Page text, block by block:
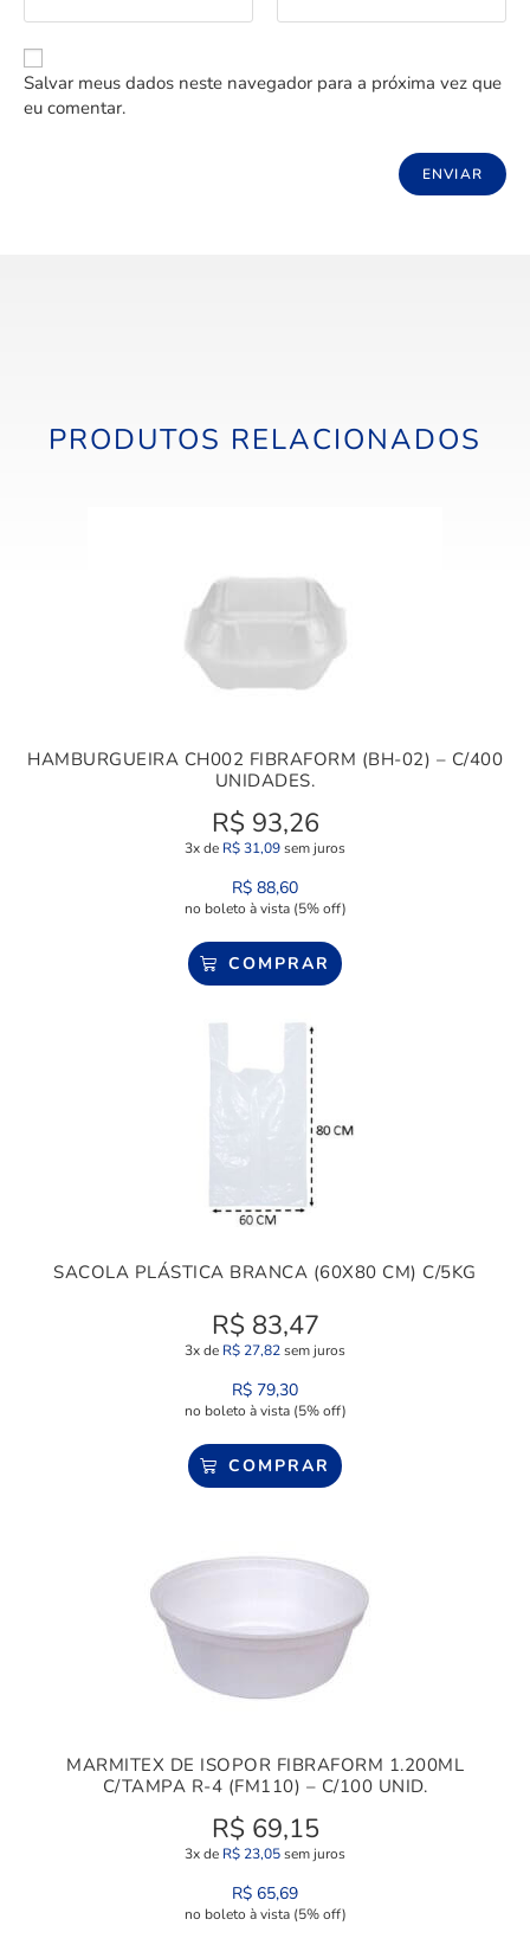
Salvar meus dados neste navegador para a próxima vez que
eu comentar.
PRODUTOS RELACIONADOS
HAMBURGUEIRA CH002 FIBRAFORM (BH-02) – C/400
UNIDADES.
R$ 93,26
3x de R$31,09sem juros
R$ 88,60
no boleto à vista (5% off)
COMPRAR
SACOLA PLÁSTICA BRANCA (60X80 CM) C/5KG
R$ 83,47
3x de R$ 27,82sem juros
R$ 79,30
no boleto à vista (5% off)
COMPRAR
MARMITEX DE ISOPOR FIBRAFORM 1.200ML
C/TAMPA R-4 (FM110) – C/100 UNID.
R$ 69,15
3x de R$ 23,05sem juros
R$ 65,69
no boleto à vista (5% off)